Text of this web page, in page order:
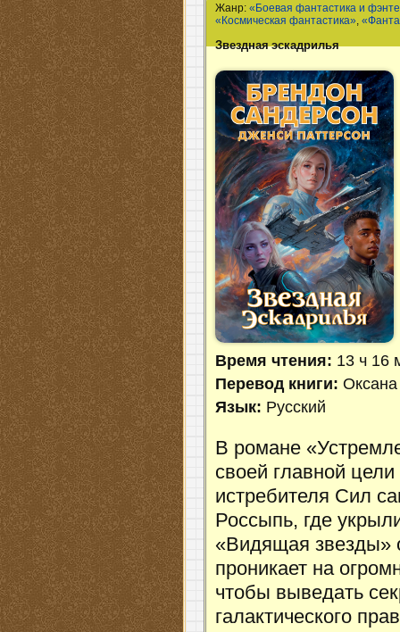
Жанр:«Боевая фантастика и
«Космическая фантастика»,
Звездная эскадрилья
Время чтения: 13 ч 16
Перевод книги:
Язык: Русский
В романе
своей главной
истребителя Сил
Россыпь, где
«Видящая звезды»
проникает на
чтобы выведать
галактического